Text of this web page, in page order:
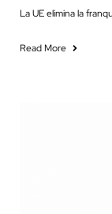
La UE elimina la
Read More